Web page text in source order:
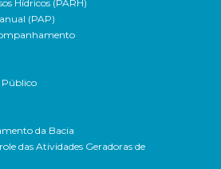
Hídricos (PARH)
(PAP)
Público
da Bacia
das Atividades Geradoras de